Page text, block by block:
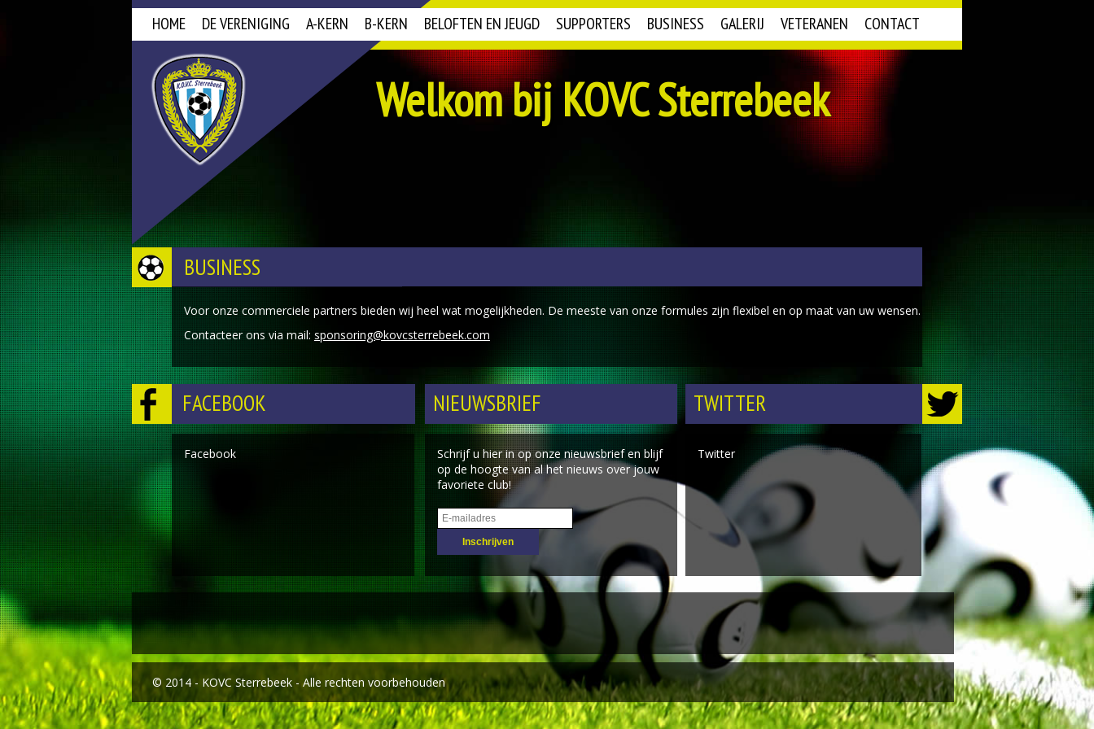
HOME DE VERENIGING A-KERN B-KERN BELOFTEN EN JEUGD SUPPORTERS BUSINESS GALERIJ VETERANEN CONTACT
Welkom bij KOVC Sterrebeek
BUSINESS
Voor onze commerciele partners bieden wij heel wat mogelijkheden. De meeste van onze formules zijn flexibel en op maat van uw wensen.
Contacteer ons via mail: sponsoring@kovcsterrebeek.com
FACEBOOK
Facebook
NIEUWSBRIEF
Schrijf u hier in op onze nieuwsbrief en blijf
op de hoogte van al het nieuws over jouw
favoriete club!
TWITTER
Twitter
© 2014 - KOVC Sterrebeek - Alle rechten voorbehouden